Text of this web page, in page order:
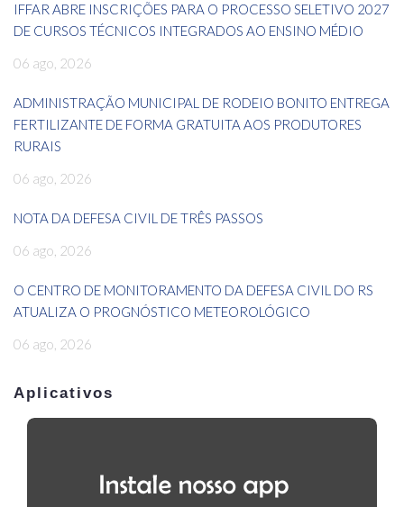
IFFAR ABRE INSCRIÇÕES PARA O PROCESSO SELETIVO 2027
DE CURSOS TÉCNICOS INTEGRADOS AO ENSINO MÉDIO
06 ago, 2026
ADMINISTRAÇÃO MUNICIPAL DE RODEIO BONITO ENTREGA
FERTILIZANTE DE FORMA GRATUITA AOS PRODUTORES
RURAIS
06 ago, 2026
NOTA DA DEFESA CIVIL DE TRÊS PASSOS
06 ago, 2026
O CENTRO DE MONITORAMENTO DA DEFESA CIVIL DO RS
ATUALIZA O PROGNÓSTICO METEOROLÓGICO
06 ago, 2026
Aplicativos